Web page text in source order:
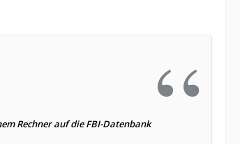
Rechner auf die FBI-Datenbank